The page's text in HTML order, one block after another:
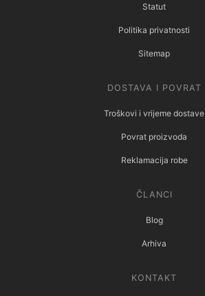
Statut
Politika privatnosti
Sitemap
DOSTAVA I POVRAT
Troškovi i vrijeme dostave
Povrat proizvoda
Reklamacija robe
ČLANCI
Blog
Arhiva
KONTAKT